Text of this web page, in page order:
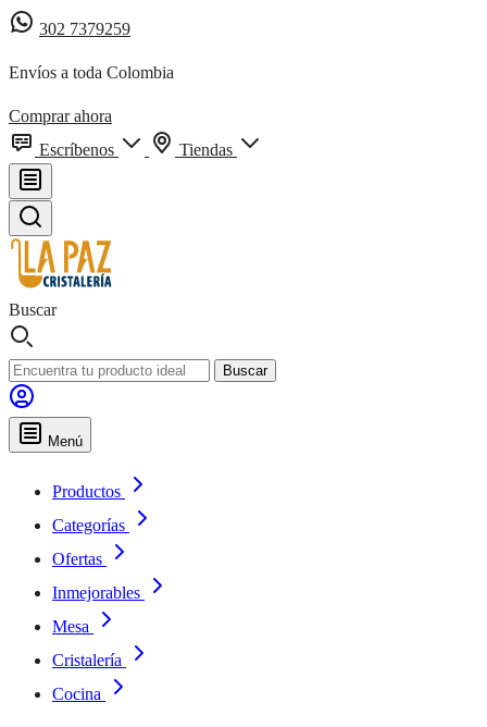
302 7379259
Envíos a toda Colombia
Comprar ahora
Escríbenos
Tiendas
Buscar
Buscar
Menú
Productos
Categorías
Ofertas
Inmejorables
Mesa
Cristalería
Cocina